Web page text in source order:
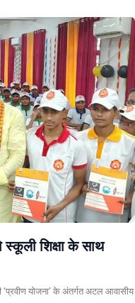
शिक्षा के साथ
‘प्रवीण योजना’ के अंतर्गत अटल आवासीय